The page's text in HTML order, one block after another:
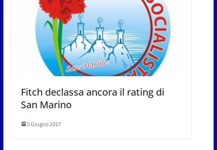
Fitch declassa ancora il rating di
San Marino
5 Giugno 2017